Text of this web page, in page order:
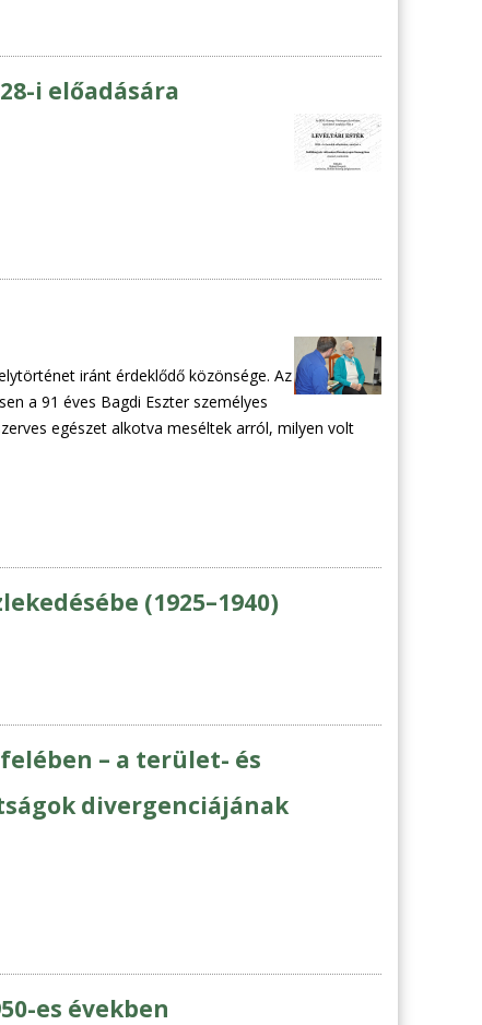
i előadására
iránt érdeklődő közönsége. Az
a 91 éves Bagdi Eszter személyes
egészet alkotva meséltek arról, milyen volt
(1925–1940)
– a terület- és
divergenciájának
es években